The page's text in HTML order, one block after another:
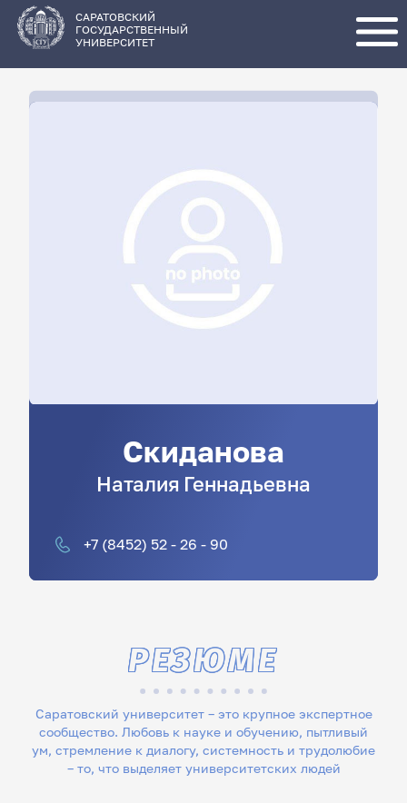
основному
содержанию
САРАТОВСКИЙ
ГОСУДАРСТВЕННЫЙ
УНИВЕРСИТЕТ
Скиданова
Наталия Геннадьевна
+7 (8452) 52 - 26 - 90
Саратовский университет – это крупное экспертное
сообщество. Любовь к науке и обучению, пытливый
ум, стремление к диалогу, системность и трудолюбие
– то, что выделяет университетских людей
РЕЗЮМЕ